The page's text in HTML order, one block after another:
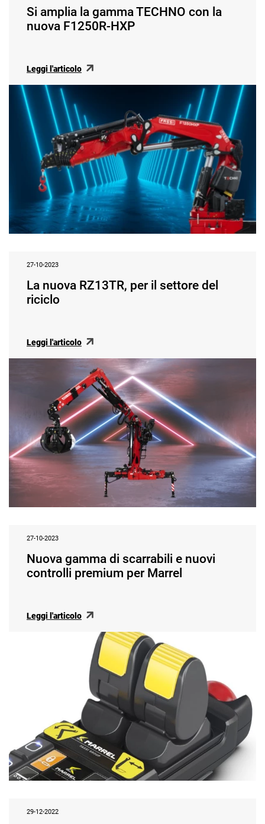
Si amplia la gamma TECHNO con la
nuova F1250R-HXP
Leggi l'articolo
27-10-2023
La nuova RZ13TR, per il settore del
riciclo
Leggi l'articolo
27-10-2023
Nuova gamma di scarrabili e nuovi
controlli premium per Marrel
Leggi l'articolo
29-12-2022